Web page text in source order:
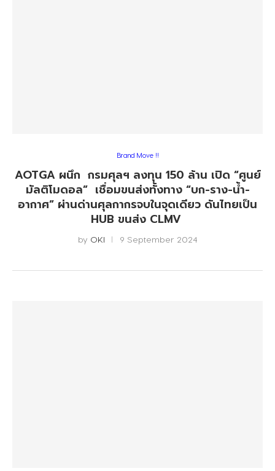
Brand Move !!
AOTGA ผนึก กรมศุลฯ ลงทุน 150 ล้าน เปิด “ศูนย์
มัลติโมดอล” เชื่อมขนส่งทั้งทาง “บก-ราง-น้ำ-
อากาศ” ผ่านด่านศุลกากรจบในจุดเดียว ดันไทยเป็น
HUB ขนส่ง CLMV
by OKI 9 September 2024